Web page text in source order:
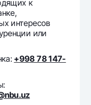
к
интересов
или
+998 78 147-